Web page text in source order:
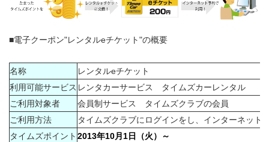
■電子クーポン"レンタルeチケット"の概要
名称
レンタルeチケット
利用可能サービス レンタカーサービス タイムズカーレンタル
ご利用対象者
会員制サービス タイムズクラブの会員
ご利用方法
タイムズクラブにログインをし、インターネッ
タイムズポイント 2013年10月1日（火）～